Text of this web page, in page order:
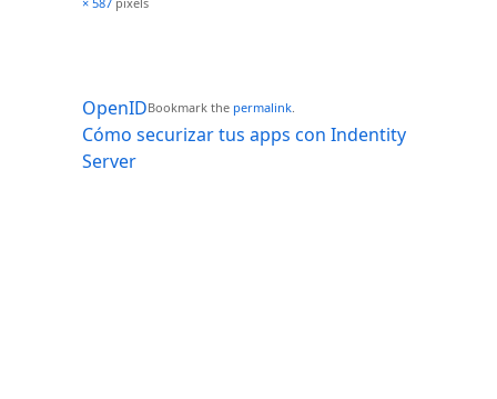
OpenID
Cómo securizar tus apps con Indentity
Server
Bookmark the permalink